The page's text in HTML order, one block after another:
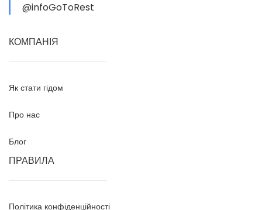
@infoGoToRest
КОМПАНІЯ
Як стати гідом
Про нас
Блог
ПРАВИЛА
Політика конфіденційності